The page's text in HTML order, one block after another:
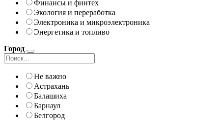
Финансы и финтех
Экология и переработка
Электроника и микроэлектроника
Энергетика и топливо
Город
Не важно
Астрахань
Балашиха
Барнаул
Белгород